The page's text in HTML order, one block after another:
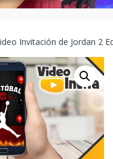
Invitación de Jordan 2